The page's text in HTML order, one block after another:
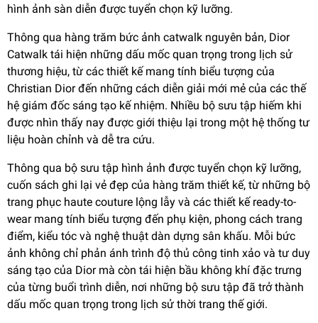
hình ảnh sàn diễn được tuyển chọn kỹ lưỡng.
Thông qua hàng trăm bức ảnh catwalk nguyên bản, Dior
Catwalk tái hiện những dấu mốc quan trọng trong lịch sử
thương hiệu, từ các thiết kế mang tính biểu tượng của
Christian Dior đến những cách diễn giải mới mẻ của các thế
hệ giám đốc sáng tạo kế nhiệm. Nhiều bộ sưu tập hiếm khi
được nhìn thấy nay được giới thiệu lại trong một hệ thống tư
liệu hoàn chỉnh và dễ tra cứu.
Thông qua bộ sưu tập hình ảnh được tuyển chọn kỹ lưỡng,
cuốn sách ghi lại vẻ đẹp của hàng trăm thiết kế, từ những bộ
trang phục haute couture lộng lẫy và các thiết kế ready-to-
wear mang tính biểu tượng đến phụ kiện, phong cách trang
điểm, kiểu tóc và nghệ thuật dàn dựng sân khấu. Mỗi bức
ảnh không chỉ phản ánh trình độ thủ công tinh xảo và tư duy
sáng tạo của Dior mà còn tái hiện bầu không khí đặc trưng
của từng buổi trình diễn, nơi những bộ sưu tập đã trở thành
dấu mốc quan trọng trong lịch sử thời trang thế giới.